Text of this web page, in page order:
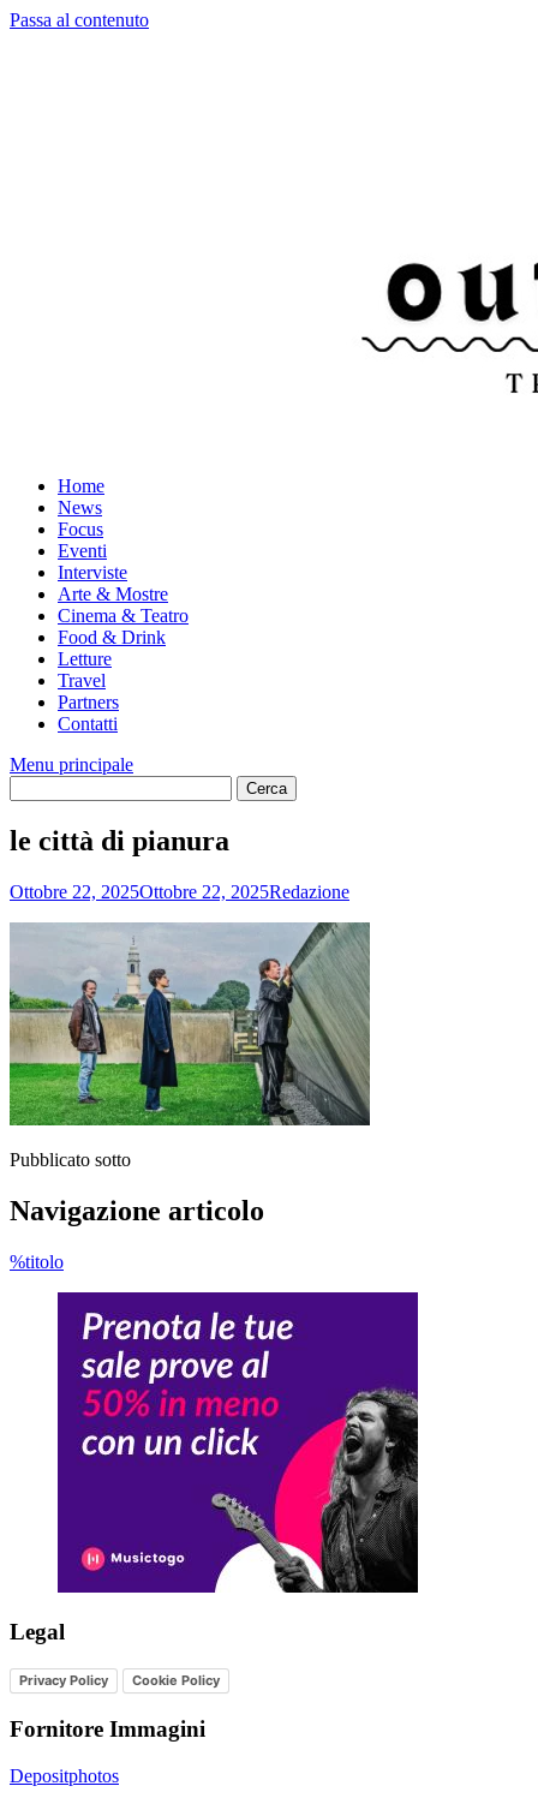
Passa al contenuto
Home
News
Focus
Eventi
Interviste
Arte & Mostre
Cinema & Teatro
Food & Drink
Letture
Travel
Partners
Contatti
Menu principale
le città di pianura
Ottobre 22, 2025Ottobre 22, 2025Redazione
Pubblicato sotto
Navigazione articolo
%titolo
Legal
Privacy Policy Cookie Policy
Fornitore Immagini
Depositphotos